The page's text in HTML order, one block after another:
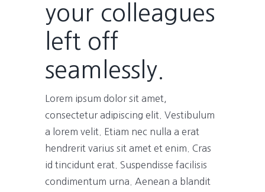
your colleagues
left off
seamlessly.
Lorem ipsum dolor sit amet,
consectetur adipiscing elit. Vestibulum
a lorem velit. Etiam nec nulla a erat
hendrerit varius sit amet et enim. Cras
id tincidunt erat. Suspendisse facilisis
condimentum urna. Aenean a blandit